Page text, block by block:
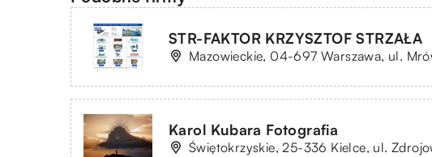
STR-FAKTOR KRZYSZTOF STRZAŁA
Mazowieckie, 04-697 Warszawa, ul.
Karol Kubara Fotografia
Świętokrzyskie, 25-336 Kielce, ul.